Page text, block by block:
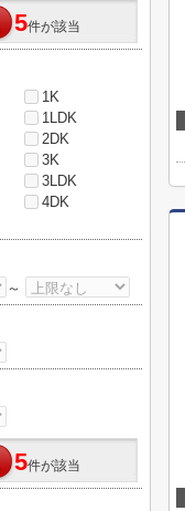
5件が該当
1K
1LDK
2DK
3K
3LDK
4DK
～
5件が該当